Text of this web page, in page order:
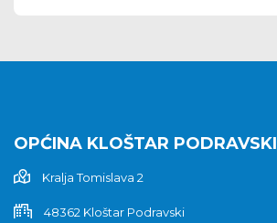
OPĆINA KLOŠTAR PODRAVSKI
Kralja Tomislava 2
48362 Kloštar Podravski